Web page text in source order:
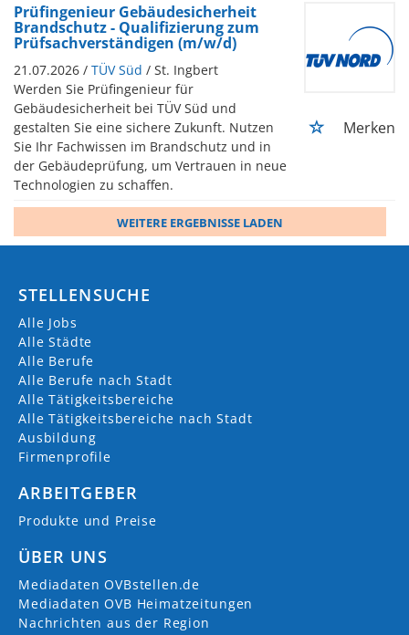
Prüfingenieur Gebäudesicherheit
Brandschutz - Qualifizierung zum
Prüfsachverständigen (m/w/d)
21.07.2026 / TÜV Süd / St. Ingbert
Werden Sie Prüfingenieur für
Gebäudesicherheit bei TÜV Süd und
gestalten Sie eine sichere Zukunft. Nutzen
Sie Ihr Fachwissen im Brandschutz und in
der Gebäudeprüfung, um Vertrauen in neue
Technologien zu schaffen.
Merken
WEITERE ERGEBNISSE LADEN
STELLENSUCHE
Alle Jobs
Alle Städte
Alle Berufe
Alle Berufe nach Stadt
Alle Tätigkeitsbereiche
Alle Tätigkeitsbereiche nach Stadt
Ausbildung
Firmenprofile
ARBEITGEBER
Produkte und Preise
ÜBER UNS
Mediadaten OVBstellen.de
Mediadaten OVB Heimatzeitungen
Nachrichten aus der Region